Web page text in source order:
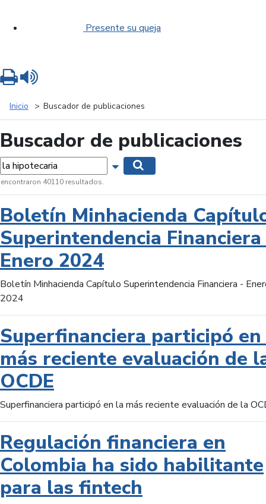
Presente su queja
Inicio Buscador de publicaciones
Buscador de publicaciones
Mostrar opciones de búsqueda
encontraron 40110 resultados.
Boletín Minhacienda
Superintendencia
Enero 2024
Boletín Minhacienda Capítulo Superintendencia Financiera -
2024
Superfinanciera participó
más reciente evaluación de
OCDE
Superfinanciera participó en la más reciente evaluación de la
Regulación financiera en
Colombia ha sido habilitante
para las fintech
Imprimir